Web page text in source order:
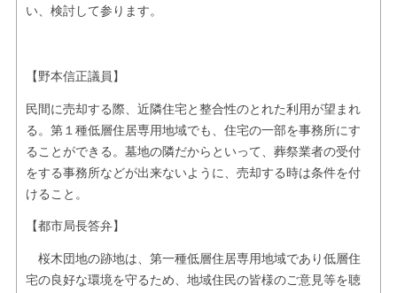
い、検討して参ります。
【野本信正議員】
民間に売却する際、近隣住宅と整合性のとれた利用が望まれ
る。第１種低層住居専用地域でも、住宅の一部を事務所にす
ることができる。墓地の隣だからといって、葬祭業者の受付
をする事務所などが出来ないように、売却する時は条件を付
けること。
【都市局長答弁】
桜木団地の跡地は、第一種低層住居専用地域であり低層住
宅の良好な環境を守るため、地域住民の皆様のご意見等を聴